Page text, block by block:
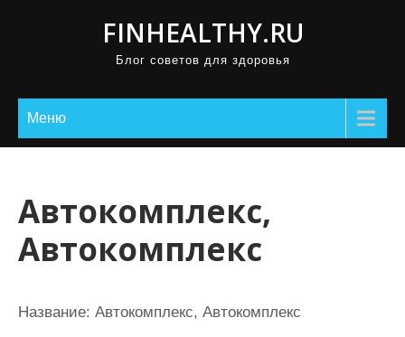
FINHEALTHY.RU
Блог советов для здоровья
Меню
Автокомплекс,
Автокомплекс
Название: Автокомплекс, Автокомплекс